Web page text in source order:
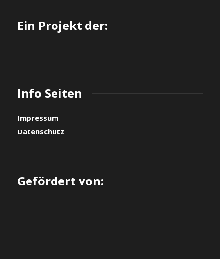
Ein Projekt der:
Info Seiten
Impressum
Datenschutz
Gefördert von: